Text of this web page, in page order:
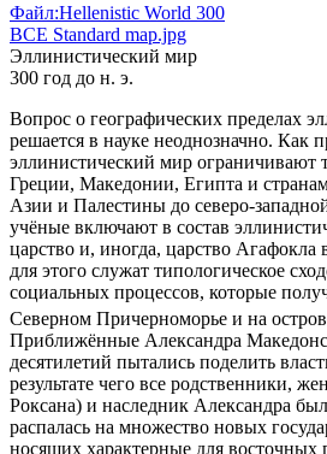
Файл:Hellenistic World 300
BCE Standard map.jpg
Эллинистический мир
300 год до н. э.
Вопрос о географических пределах
решается в науке неоднозначно. Как
эллинистический мир ограничивают
Греции, Македонии, Египта и
Азии и Палестины до северо-
учёные включают в состав
царство и, иногда, царство Агафокла
для этого служат типологическое
социальных процессов, которые
Северном Причерноморье и на
Приближённые Александра
десятилетий пытались поделить
результате чего все родственники,
Роксана) и наследник Александра
распалась на множество новых
носящих характерные для восточных